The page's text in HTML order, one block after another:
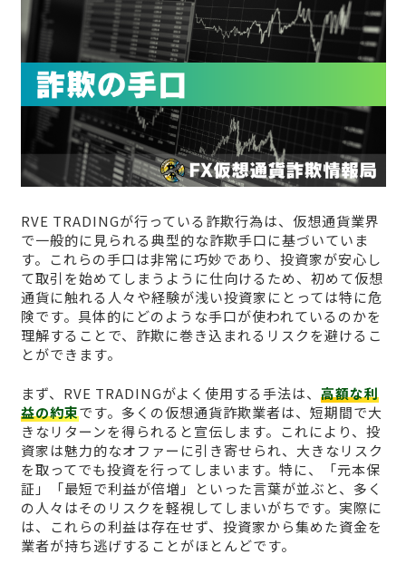
RVE TRADINGが行っている詐欺行為は、仮想通貨業界
で一般的に見られる典型的な詐欺手口に基づいていま
す。これらの手口は非常に巧妙であり、投資家が安心し
て取引を始めてしまうように仕向けるため、初めて仮想
通貨に触れる人々や経験が浅い投資家にとっては特に危
険です。具体的にどのような手口が使われているのかを
理解することで、詐欺に巻き込まれるリスクを避けるこ
とができます。
まず、RVE TRADINGがよく使用する手法は、 高額な利
益の約束です。多くの仮想通貨詐欺業者は、短期間で大
きなリターンを得られると宣伝します。これにより、投
資家は魅力的なオファーに引き寄せられ、大きなリスク
を取ってでも投資を行ってしまいます。特に、「元本保
証」「最短で利益が倍増」といった言葉が並ぶと、多く
の人々はそのリスクを軽視してしまいがちです。実際に
は、これらの利益は存在せず、投資家から集めた資金を
業者が持ち逃げすることがほとんどです。